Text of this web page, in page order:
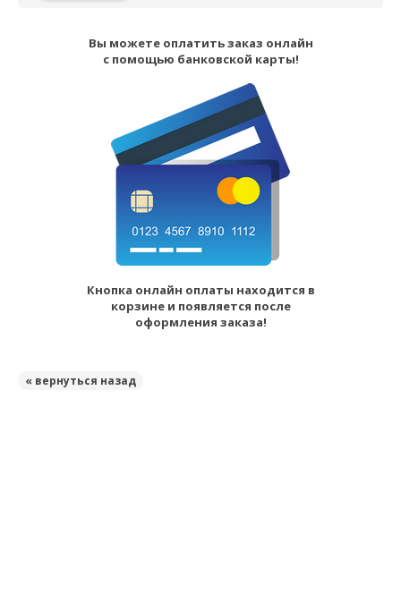
Вы можете оплатить заказ онлайн
с помощью банковской карты!
Кнопка онлайн оплаты находится в
корзине и появляется после
оформления заказа!
« вернуться назад